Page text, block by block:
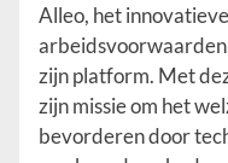
Alleo, het
zijn platform. Met
zijn missie om het
bevorderen door